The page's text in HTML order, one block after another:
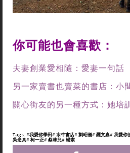
你可能也會喜歡：
夫妻創業愛相隨：愛妻一句
另一家賣書也賣菜的書店：小
關心街友的另一種方式：她培
Tags: #我愛你學田# 水牛書店# 劉昭儀# 羅文嘉# 我愛你
吳念真# 柯一正# 蔡珠兒# 楊索